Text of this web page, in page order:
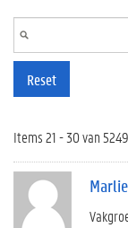
Reset
Items 21 - 30 van 5249